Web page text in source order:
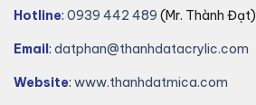
Hotline: 0939 442 489 (Mr. Thành Đạt)
Email: datphan@thanhdatacrylic.com
Website: www.thanhdatmica.com